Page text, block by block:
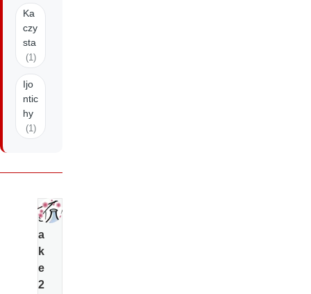
Ka
czy
sta
(1)
Ijo
ntic
hy
(1)
s
a
k
e
2